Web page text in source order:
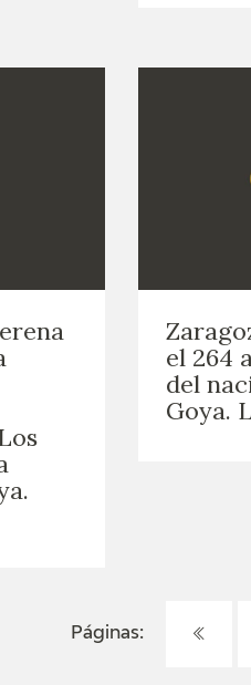
el 264
del
Goya.
Páginas: